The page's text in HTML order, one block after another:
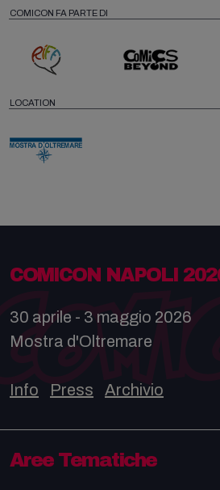
COMICON FA PARTE DI
LOCATION
COMICON NAPOLI
30 aprile - 3 maggio 2026
Mostra d'Oltremare
Info Press Archivio
Aree Tematiche